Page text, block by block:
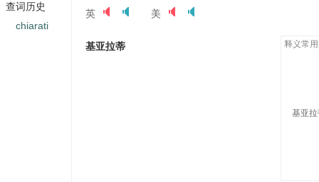
英 美
基亚拉蒂 释义常
基亚
查词历史
chiarati